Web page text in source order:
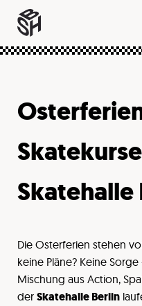
Skatehalle
Die Osterferien stehen
keine Pläne? Keine
Mischung aus Action,
der Skatehalle Berlin